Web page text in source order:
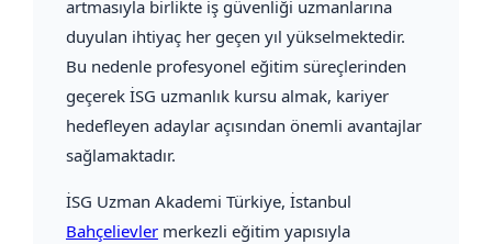
artmasıyla birlikte iş güvenliği uzmanlarına
duyulan ihtiyaç her geçen yıl yükselmektedir.
Bu nedenle profesyonel eğitim süreçlerinden
geçerek İSG uzmanlık kursu almak, kariyer
hedefleyen adaylar açısından önemli avantajlar
sağlamaktadır.
İSG Uzman Akademi Türkiye, İstanbul
Bahçelievler merkezli eğitim yapısıyla